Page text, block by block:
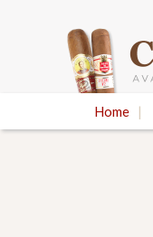
Home |